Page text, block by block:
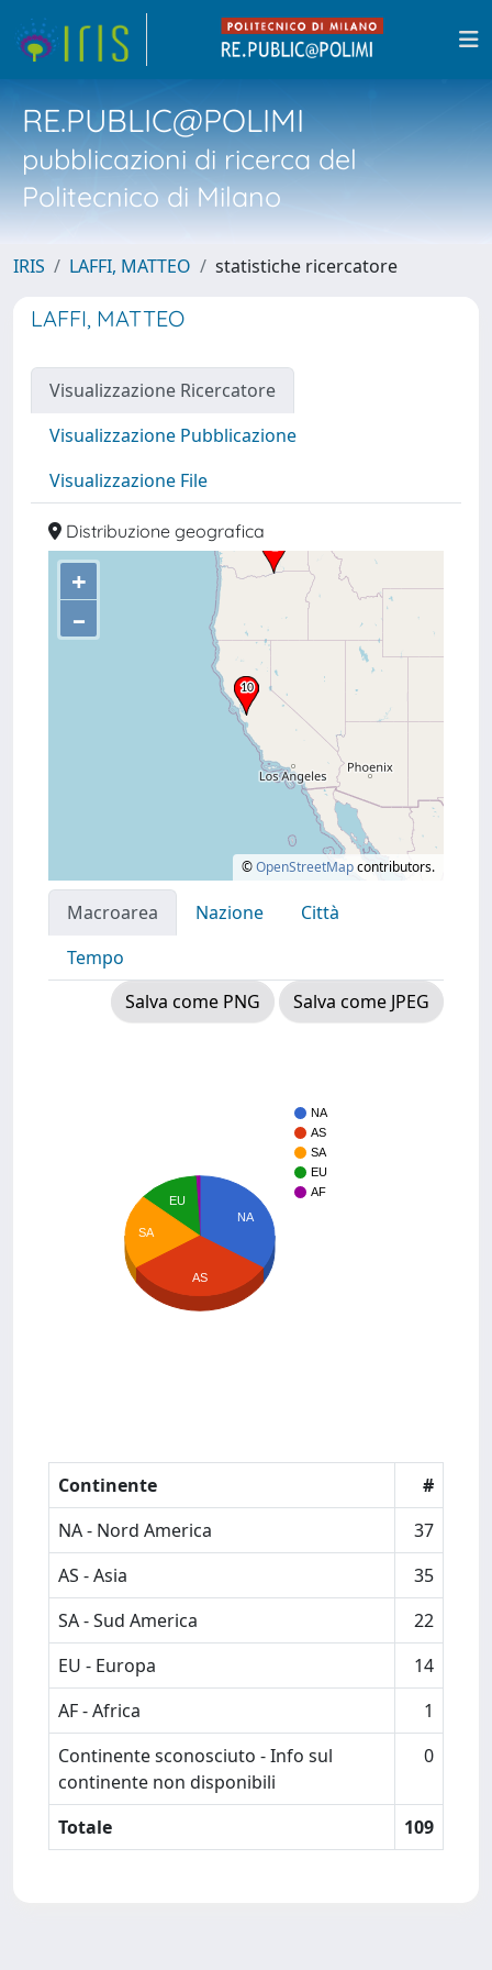
RE.PUBLIC@POLIMI
pubblicazioni di ricerca del
Politecnico di Milano
IRIS LAFFI, MATTEO statistiche ricercatore
LAFFI, MATTEO
Visualizzazione Ricercatore
Visualizzazione Pubblicazione
Visualizzazione File
Distribuzione geografica
+
–
©OpenStreetMapcontributors.
Macroarea Nazione
Città
Tempo
Salva come PNG
Salva come JPEG
NA
AS
SA
EU
AF
NA
EU
SA
AS
Continente
#
NA - Nord America
37
AS - Asia
35
SA - Sud America
22
EU - Europa
14
AF - Africa
1
Continente sconosciuto - Info sul
continente non disponibili
0
Totale 109